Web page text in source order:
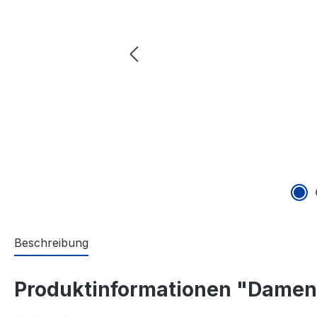
Beschreibung
Produktinformationen